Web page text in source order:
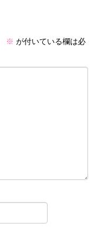
※ が付いている欄は必